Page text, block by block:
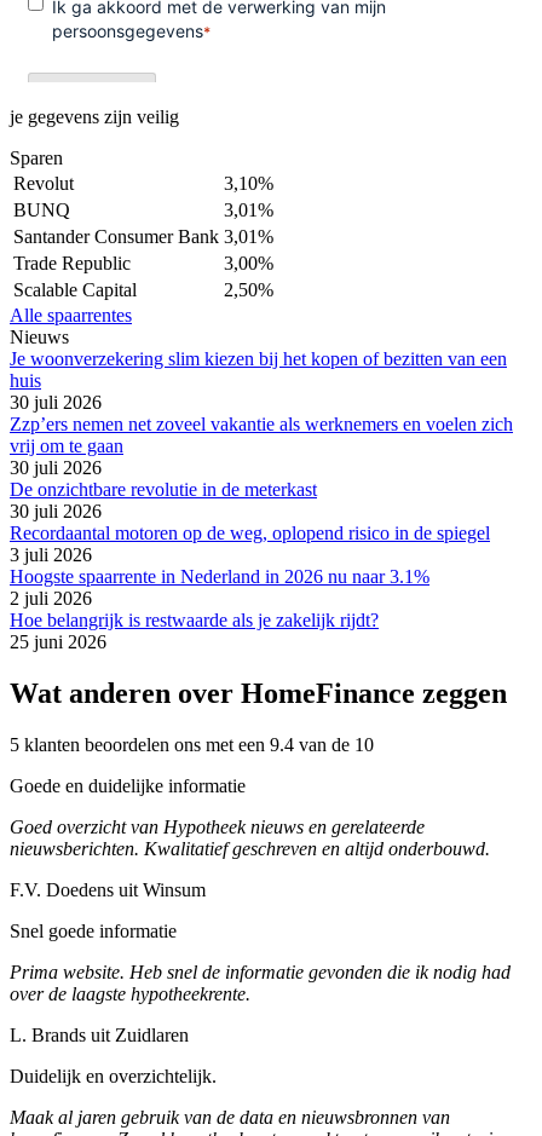
je gegevens zijn veilig
Sparen
Revolut
3,10%
BUNQ
3,01%
Santander Consumer Bank 3,01%
Trade Republic
3,00%
Scalable Capital
2,50%
Alle spaarrentes
Nieuws
Je woonverzekering slim kiezen bij het kopen of bezitten van een
huis
30 juli 2026
Zzp’ers nemen net zoveel vakantie als werknemers en voelen zich
vrij om te gaan
30 juli 2026
De onzichtbare revolutie in de meterkast
30 juli 2026
Recordaantal motoren op de weg, oplopend risico in de spiegel
3 juli 2026
Hoogste spaarrente in Nederland in 2026 nu naar 3.1%
2 juli 2026
Hoe belangrijk is restwaarde als je zakelijk rijdt?
25 juni 2026
Wat anderen over HomeFinance zeggen
5 klanten beoordelen ons met een 9.4 van de 10
Goede en duidelijke informatie
Goed overzicht van Hypotheek nieuws en gerelateerde
nieuwsberichten. Kwalitatief geschreven en altijd onderbouwd.
F.V. Doedens uit Winsum
Snel goede informatie
Prima website. Heb snel de informatie gevonden die ik nodig had
over de laagste hypotheekrente.
L. Brands uit Zuidlaren
Duidelijk en overzichtelijk.
Maak al jaren gebruik van de data en nieuwsbronnen van